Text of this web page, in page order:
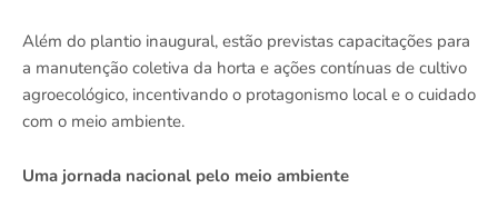
Além do plantio inaugural, estão previstas capacitações para
a manutenção coletiva da horta e ações contínuas de cultivo
agroecológico, incentivando o protagonismo local e o cuidado
com o meio ambiente.
Uma jornada nacional pelo meio ambiente